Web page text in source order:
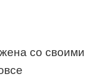
со своими